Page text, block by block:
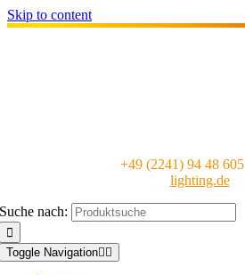
Skip to content
+49 (2241) 94 48 605|
lighting.de
Suche nach:
Toggle Navigation